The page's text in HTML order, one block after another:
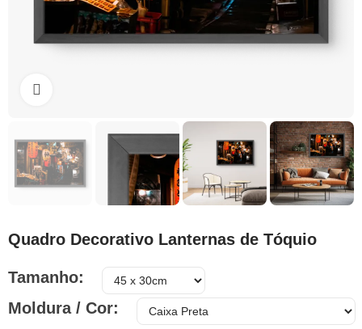
Quadro Decorativo Lanternas de Tóquio
Tamanho
Moldura / Cor